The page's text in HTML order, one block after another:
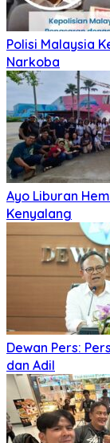
Polisi Malaysia
Narkoba
Ayo Liburan
Kenyalang
Dewan Pers:
dan Adil